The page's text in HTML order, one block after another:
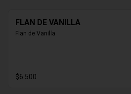
FLAN DE VANILLA
Flan de Vanilla
$6.500